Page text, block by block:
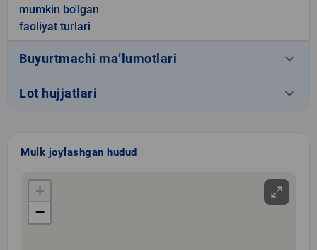
mumkin bo'lgan
faoliyat turlari
Buyurtmachi ma’lumotlari keyboard_arrow_down
Lot hujjatlari keyboard_arrow_down
Mulk joylashgan hudud
+
−